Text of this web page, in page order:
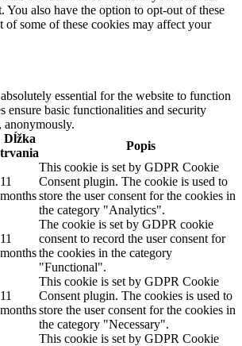
You also have the option to opt-out of these
some of these cookies may affect your
essential for the website to function
ensure basic functionalities and security
anonymously.
Dĺžka
trvania
Popis
11
months
This cookie is set by GDPR Cookie
Consent plugin. The cookie is used to
store the user consent for the cookies in
the category "Analytics".
11
months
The cookie is set by GDPR cookie
consent to record the user consent for
the cookies in the category
"Functional".
11
months
This cookie is set by GDPR Cookie
Consent plugin. The cookies is used to
store the user consent for the cookies in
the category "Necessary".
This cookie is set by GDPR Cookie